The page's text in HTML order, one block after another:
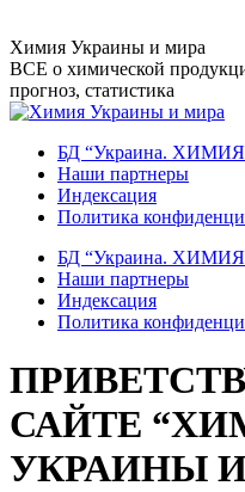
Перейти
к
содержанию
Химия Украины и мира
ВСЕ о химической
прогноз, статистика
БД “Украина.
Наши партнеры
Индексация
Политика
БД “Украина.
Наши партнеры
Индексация
Политика
САЙТЕ
УКРАИНЫ